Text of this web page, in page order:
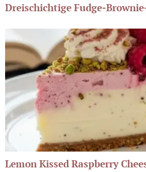
Dreischichtige Fudge-
Lemon Kissed Raspberry